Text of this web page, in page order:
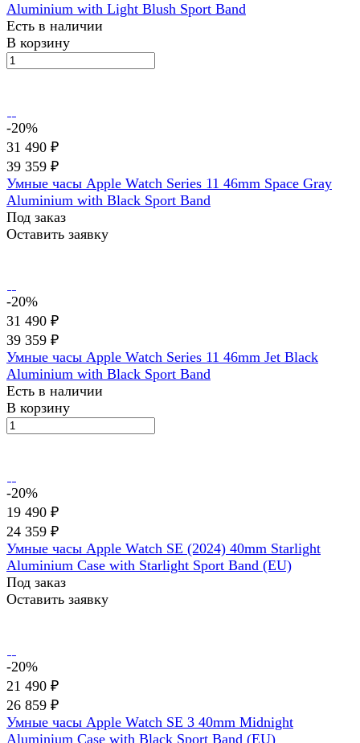
Aluminium with Light Blush Sport Band
Есть в наличии
В корзину
-20%
31 490 ₽
39 359 ₽
Умные часы Apple Watch Series 11 46mm Space Gray
Aluminium with Black Sport Band
Под заказ
Оставить заявку
-20%
31 490 ₽
39 359 ₽
Умные часы Apple Watch Series 11 46mm Jet Black
Aluminium with Black Sport Band
Есть в наличии
В корзину
-20%
19 490 ₽
24 359 ₽
Умные часы Apple Watch SE (2024) 40mm Starlight
Aluminium Case with Starlight Sport Band (EU)
Под заказ
Оставить заявку
-20%
21 490 ₽
26 859 ₽
Умные часы Apple Watch SE 3 40mm Midnight
Aluminium Case with Black Sport Band (EU)